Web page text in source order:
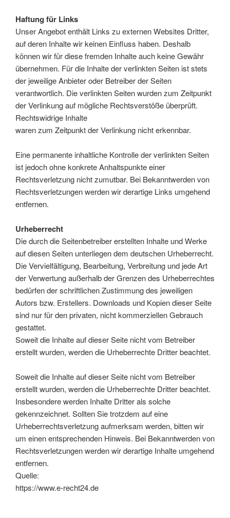
Haftung für Links
Unser Angebot enthält Links zu externen Websites Dritter,
auf deren Inhalte wir keinen Einfluss haben. Deshalb
können wir für diese fremden Inhalte auch keine Gewähr
übernehmen. Für die Inhalte der verlinkten Seiten ist stets
der jeweilige Anbieter oder Betreiber der Seiten
verantwortlich. Die verlinkten Seiten wurden zum Zeitpunkt
der Verlinkung auf mögliche Rechtsverstöße überprüft.
Rechtswidrige Inhalte
waren zum Zeitpunkt der Verlinkung nicht erkennbar.
Eine permanente inhaltliche Kontrolle der verlinkten Seiten
ist jedoch ohne konkrete Anhaltspunkte einer
Rechtsverletzung nicht zumutbar. Bei Bekanntwerden von
Rechtsverletzungen werden wir derartige Links umgehend
entfernen.
Urheberrecht
Die durch die Seitenbetreiber erstellten Inhalte und Werke
auf diesen Seiten unterliegen dem deutschen Urheberrecht.
Die Vervielfältigung, Bearbeitung, Verbreitung und jede Art
der Verwertung außerhalb der Grenzen des Urheberrechtes
bedürfen der schriftlichen Zustimmung des jeweiligen
Autors bzw. Erstellers. Downloads und Kopien dieser Seite
sind nur für den privaten, nicht kommerziellen Gebrauch
gestattet.
Soweit die Inhalte auf dieser Seite nicht vom Betreiber
erstellt wurden, werden die Urheberrechte Dritter beachtet.
Soweit die Inhalte auf dieser Seite nicht vom Betreiber
erstellt wurden, werden die Urheberrechte Dritter beachtet.
Insbesondere werden Inhalte Dritter als solche
gekennzeichnet. Sollten Sie trotzdem auf eine
Urheberrechtsverletzung aufmerksam werden, bitten wir
um einen entsprechenden Hinweis. Bei Bekanntwerden von
Rechtsverletzungen werden wir derartige Inhalte umgehend
entfernen.
Quelle:
https://www.e-recht24.de